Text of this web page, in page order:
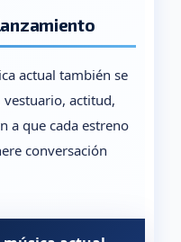
actual también se
vestuario, actitud,
a que cada estreno
conversación